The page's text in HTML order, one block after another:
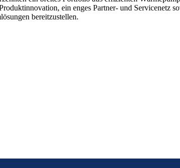
ein enges Partner- und Servicenetz
bereitzustellen.